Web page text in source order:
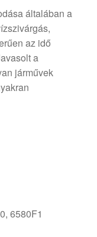
általában a
az idő
a
járművek
6580F1